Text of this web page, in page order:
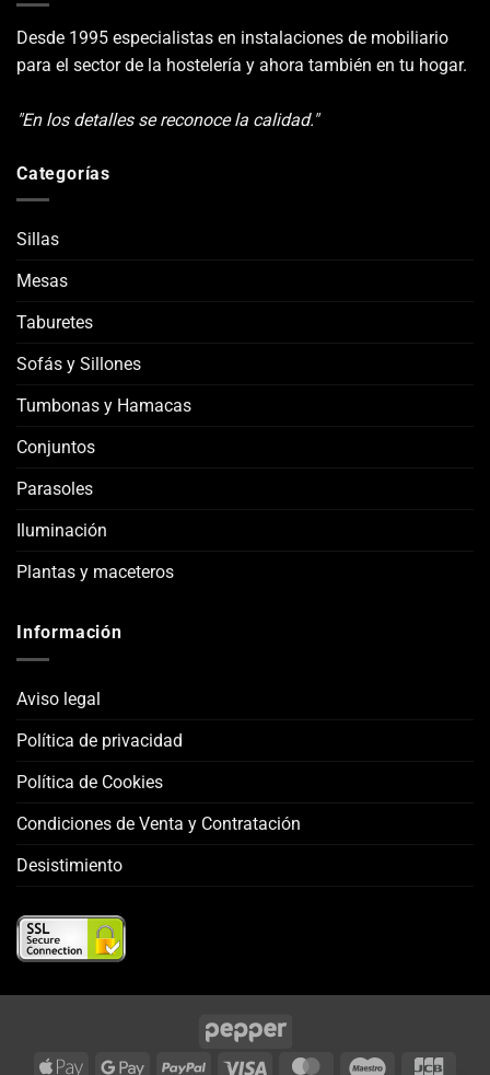
Desde 1995 especialistas en instalaciones de mobiliario
para el sector de la hostelería y ahora también en tu hogar.
"En los detalles se reconoce la calidad."
Categorías
Sillas
Mesas
Taburetes
Sofás y Sillones
Tumbonas y Hamacas
Conjuntos
Parasoles
Iluminación
Plantas y maceteros
Información
Aviso legal
Política de privacidad
Política de Cookies
Condiciones de Venta y Contratación
Desistimiento
Apple Google PayPal Visa MasterCardMaestro